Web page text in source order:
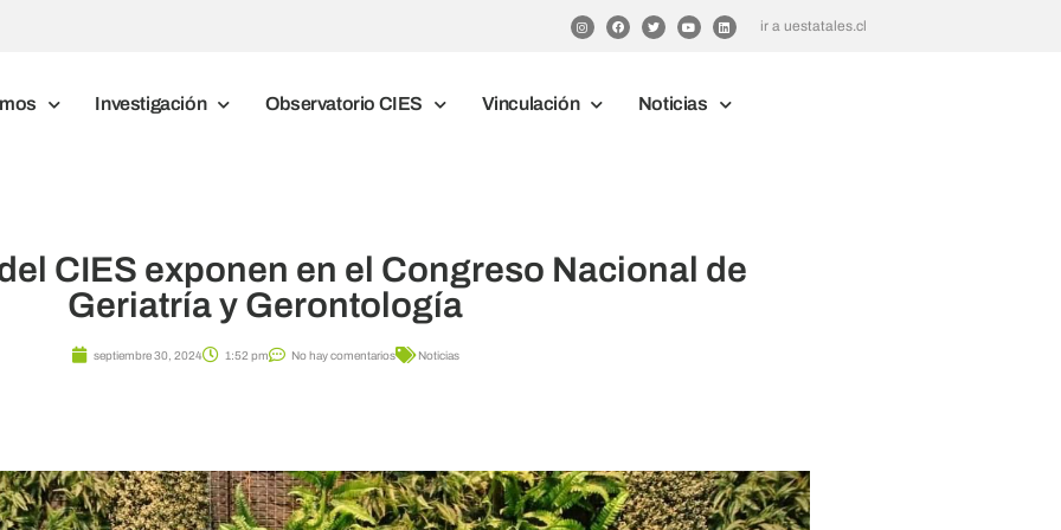
ir a uestatales.cl
Investigación Observatorio CIES Vinculación Noticias
CIES exponen en el Congreso Nacional de
Geriatría y Gerontología
septiembre 30, 2024 1:52 pm No hay comentarios Noticias